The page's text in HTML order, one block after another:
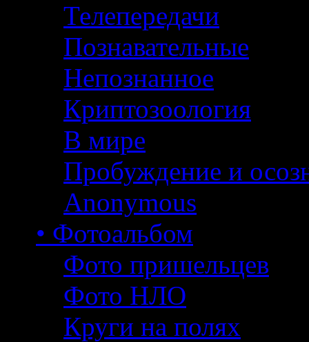
Телепередачи
Познавательные
Непознанное
Криптозоология
В мире
Пробуждение и
Anonymous
• Фотоальбом
Фото пришельцев
Фото НЛО
Круги на полях